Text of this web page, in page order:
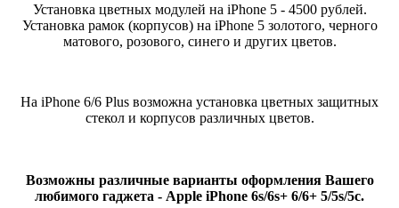
Установка цветных модулей на iPhone 5 - 4500 рублей.
Установка рамок (корпусов) на iPhone 5 золотого, черного
матового, розового, синего и других цветов.
На iPhone 6/6 Plus возможна установка цветных защитных
стекол и корпусов различных цветов.
Возможны различные варианты оформления Вашего
любимого гаджета - Apple iPhone 6s/6s+ 6/6+ 5/5s/5c.